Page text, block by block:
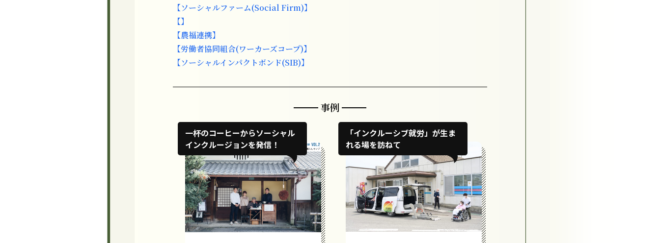
【ソーシャルファーム(Social Firm)】
【】
【農福連携】
【労働者協同組合(ワーカーズコープ)】
【ソーシャルインパクトボンド(SIB)】
事例
一杯のコーヒーからソーシャル
インクルージョンを発信！
「インクルーシブ就労」が生ま
れる場を訪ねて